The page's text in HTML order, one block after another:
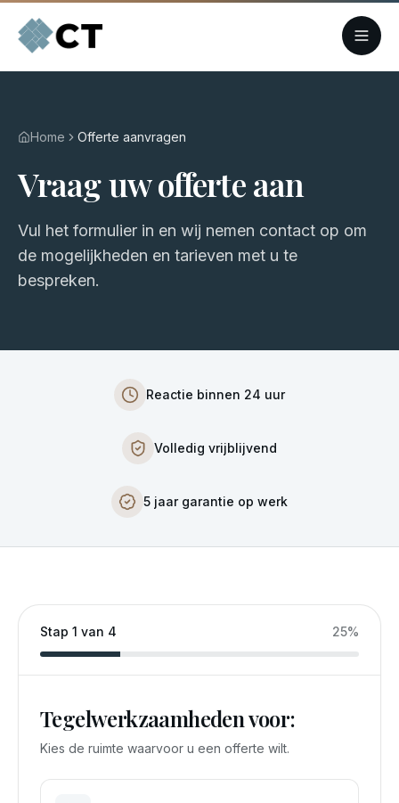
Home Offerte aanvragen
Vraag uw offerte aan
Vul het formulier in en wij nemen contact op om
de mogelijkheden en tarieven met u te
bespreken.
Reactie binnen 24 uur
Volledig vrijblijvend
5 jaar garantie op werk
Stap 1 van 4 25%
Tegelwerkzaamheden voor:
Kies de ruimte waarvoor u een offerte wilt.